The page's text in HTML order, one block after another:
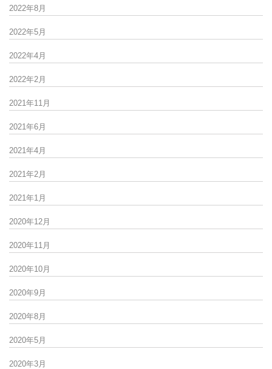
2022年8月
2022年5月
2022年4月
2022年2月
2021年11月
2021年6月
2021年4月
2021年2月
2021年1月
2020年12月
2020年11月
2020年10月
2020年9月
2020年8月
2020年5月
2020年3月